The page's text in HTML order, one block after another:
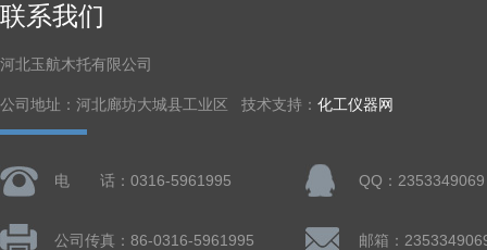
联系我们
河北玉航木托有限公司
公司地址：河北廊坊大城县工业区 技术支持： 化工仪器网
电 话：0316-5961995 QQ：2353349069
公司传真：86-0316-5961995 邮箱：